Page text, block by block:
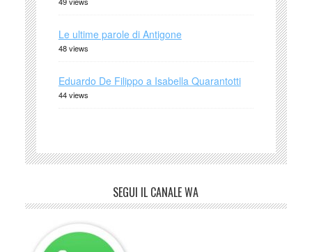
Le ultime parole di Antigone
48 views
Eduardo De Filippo a Isabella Quarantotti
44 views
SEGUI IL CANALE WA